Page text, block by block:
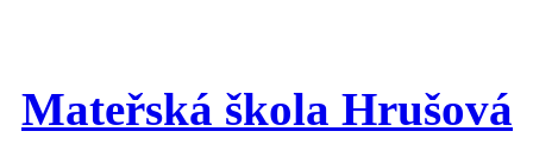
Mateřská škola Hrušová